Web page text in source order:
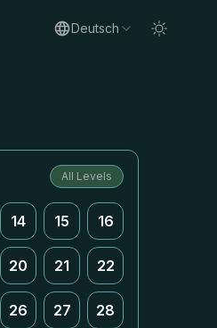
Deutsch
All Levels
14 15 16
20 21 22
26 27 28